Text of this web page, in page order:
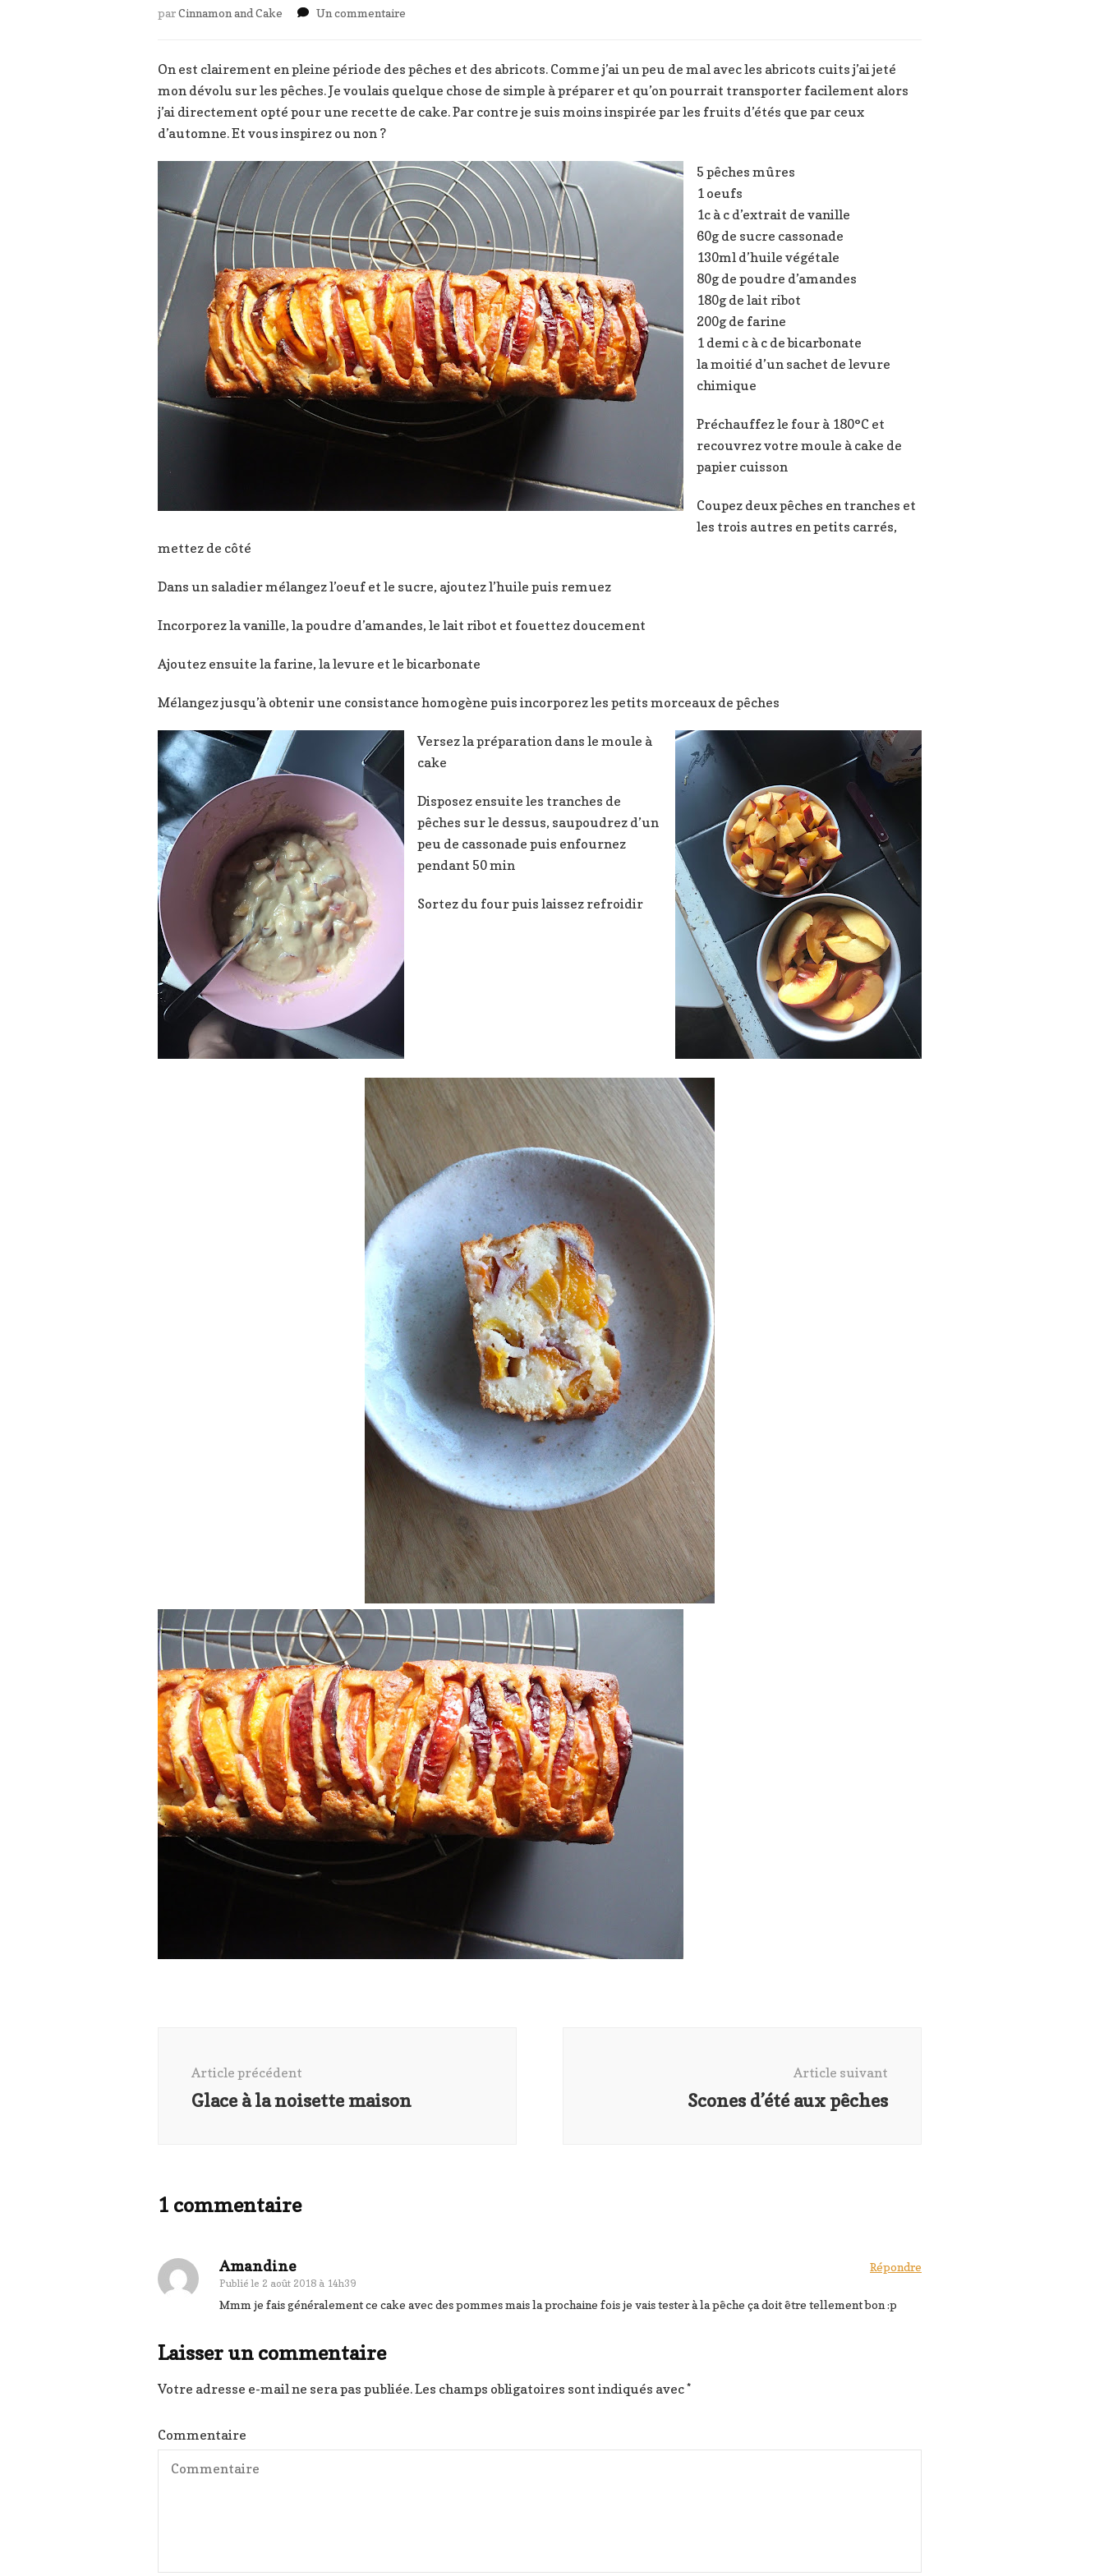
parCinnamon and Cake Un commentaire
pêche
On est clairement en pleine période des pêches et des abricots. Comme j’ai un peu de mal avec les abricots cuits j’ai jeté
mon dévolu sur les pêches. Je voulais quelque chose de simple à préparer et qu’on pourrait transporter facilement alors
j’ai directement opté pour une recette de cake. Par contre je suis moins inspirée par les fruits d’étés que par ceux
d’automne. Et vous inspirez ou non ?
5 pêches mûres
1 oeufs
1c à c d’extrait de vanille
60g de sucre cassonade
130ml d’huile végétale
80g de poudre d’amandes
180g de lait ribot
200g de farine
1 demi c à c de bicarbonate
la moitié d’un sachet de levure
chimique
Préchauffez le four à 180°C et
recouvrez votre moule à cake de
papier cuisson
Coupez deux pêches en tranches et
les trois autres en petits carrés,
mettez de côté
Dans un saladier mélangez l’oeuf et le sucre, ajoutez l’huile puis remuez
Incorporez la vanille, la poudre d’amandes, le lait ribot et fouettez doucement
Ajoutez ensuite la farine, la levure et le bicarbonate
Mélangez jusqu’à obtenir une consistance homogène puis incorporez les petits morceaux de pêches
Versez la préparation dans le moule à
cake
Disposez ensuite les tranches de
pêches sur le dessus, saupoudrez d’un
peu de cassonade puis enfournez
pendant 50 min
Sortez du four puis laissez refroidir
Article précédent
Glace à la noisette maison
Article suivant
Scones d’été aux pêches
1 commentaire
Amandine
Publié le 2 août 2018 à 14h39
Répondre
Mmm je fais généralement ce cake avec des pommes mais la prochaine fois je vais tester à la pêche ça doit être tellement bon :p
Laisser un commentaire
Votre adresse e-mail ne sera pas publiée.Les champs obligatoires sont indiqués avec*
Commentaire